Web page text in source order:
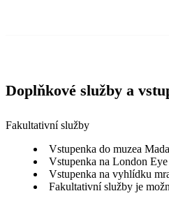
Doplňkové služby a
Fakultativní služby
Vstupenka do muzea
Vstupenka na London
Vstupenka na vyhlídku
Fakultativní služby je